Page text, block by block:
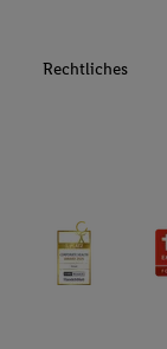
Rechtliches